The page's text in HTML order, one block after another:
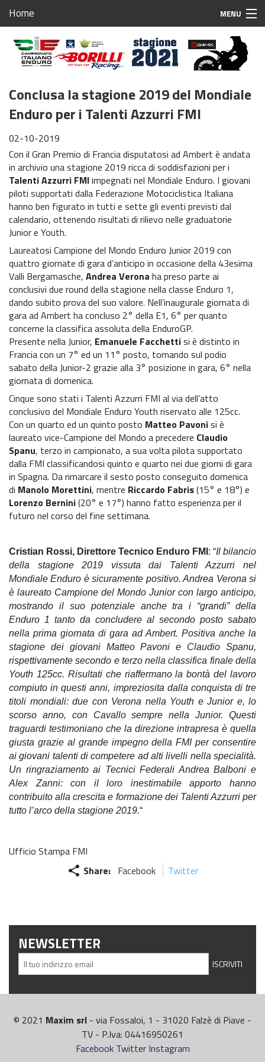
Home MENU
Home
Iscrizioni Gare
Calendario 2021
Stagione 2021
Sponsor
Case Associate
Team Associati
Piloti Enduro
Breaking News
Trofeo Airoh Cross Test
X-CUP Motocross Marketing – Galfer
Trofeo Eleveit
Challenge KTM Enduro Major
Challenge Husqvarna Under23/Senior Enduro
Europeo Enduro
Mondiale Enduro
Federmoto
Talenti Azzurri FMI
ISDE
Albo d’oro
Stagioni precedenti
Informazioni e comunicati
Notizie sportive
Recensioni e test
Informazioni e comunicati
Notizie sportive
Recensioni e test
Informazioni e comunicati
Notizie sportive
Informazioni e comunicati
Informazioni e comunicati
Notizie sportive
Recensioni e test
Conclusa la stagione 2019 del Mondiale
Enduro per i Talenti Azzurri FMI
02-10-2019
Con il Gran Premio di Francia disputatosi ad Ambert è andata
in archivio una stagione 2019 ricca di soddisfazioni per i
Talenti Azzurri FMIimpegnati nel Mondiale Enduro. I giovani
piloti supportati dalla Federazione Motociclistica Italiana
hanno ben figurato in tutti e sette gli eventi previsti dal
calendario, ottenendo risultati di rilievo nelle graduatorie
Junior e Youth.
Laureatosi Campione del Mondo Enduro Junior 2019 con
quattro giornate di gara d’anticipo in occasione della 43esima
Valli Bergamasche, Andrea Verona ha preso parte ai
conclusivi due round della stagione nella classe Enduro 1,
dando subito prova del suo valore. Nell’inaugurale giornata di
gara ad Ambert ha concluso 2° della E1, 6° per quanto
concerne la classifica assoluta della EnduroGP.
Presente nella Junior, Emanuele Facchettisi è distinto in
Francia con un 7° ed un 11° posto, tornando sul podio
sabato della Junior-2 grazie alla 3° posizione in gara, 6° nella
giornata di domenica.
Cinque sono stati i Talenti Azzurri FMI al via dell’atto
conclusivo del Mondiale Enduro Youth riservato alle 125cc.
Con un quarto ed un quinto posto Matteo Pavonisi è
laureato vice-Campione del Mondo a precedere Claudio
Spanu, terzo in campionato, a sua volta pilota supportato
dalla FMI classificandosi quinto e quarto nei due giorni di gara
in Spagna. Da rimarcare il sesto posto conseguito domenica
di Manolo Morettini, mentre Riccardo Fabris(15° e 18°) e
Lorenzo Bernini(20° e 17°) hanno fatto esperienza per il
futuro nel corso del fine settimana.
Cristian Rossi, Direttore Tecnico Enduro FMI : “Il bilancio
della stagione 2019 vissuta dai Talenti Azzurri nel
Mondiale Enduro è sicuramente positivo. Andrea Verona si
è laureato Campione del Mondo Junior con largo anticipo,
mostrando il suo potenziale anche tra i “grandi” della
Enduro 1 tanto da concludere al secondo posto sabato
nella prima giornata di gara ad Ambert. Positiva anche la
stagione dei giovani Matteo Pavoni e Claudio Spanu,
rispettivamente secondo e terzo nella classifica finale della
Youth 125cc. Risultati che riaffermano la bontà del lavoro
compiuto in questi anni, impreziosita dalla conquista di tre
titoli mondiali: due con Verona nella Youth e Junior e, lo
scorso anno, con Cavallo sempre nella Junior. Questi
traguardi testimoniano che la direzione intrapresa è quella
giusta grazie al grande impegno della FMI per consentire
ai giovani talenti di competere ad alti livelli nella specialità.
Un ringraziamento ai Tecnici Federali Andrea Balboni e
Alex Zanni: con il loro inestimabile apporto hanno
contribuito alla crescita e formazione dei Talenti Azzurri per
tutto l’arco della stagione 2019.“
Ufficio Stampa FMI
share Share: Facebook Twitter
NEWSLETTER
© 2021 Maxim srl - via Fossaloi, 1 - 31020 Falzè di Piave -
TV - P.Iva: 04416950261
Facebook Twitter Instagram